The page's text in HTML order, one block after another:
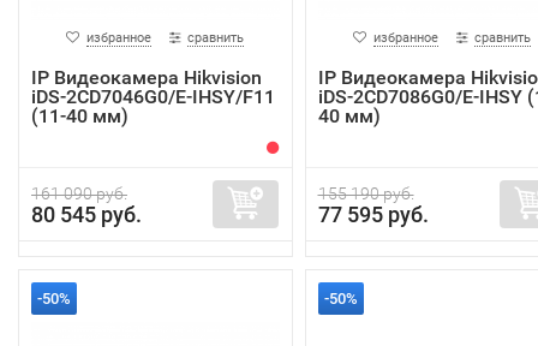
избранное сравнить
IP Видеокамера Hikvision
iDS-2CD7046G0/E-IHSY/F11
(11-40 мм)
161 090 руб.
80 545 руб.
избранное сравнить
IP Видеокамера
iDS-2CD7086G0/E-IHSY
40 мм)
155 190 руб.
77 595 руб.
-50% -50%